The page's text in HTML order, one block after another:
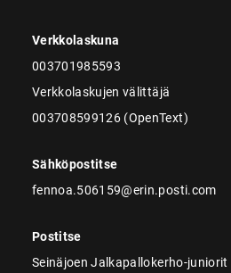
Verkkolaskuna
003701985593
Verkkolaskujen välittäjä
003708599126 (OpenText)
Sähköpostitse
fennoa.506159@erin.posti.com
Postitse
Seinäjoen Jalkapallokerho-juniorit